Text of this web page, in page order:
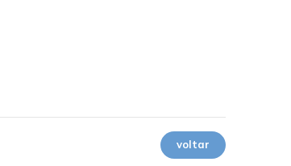
voltar